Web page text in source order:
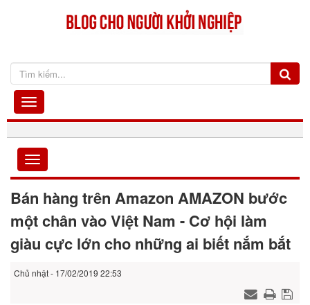
Bán hàng trên Amazon AMAZON bước
một chân vào Việt Nam - Cơ hội làm
giàu cực lớn cho những ai biết nắm bắt
Chủ nhật - 17/02/2019 22:53